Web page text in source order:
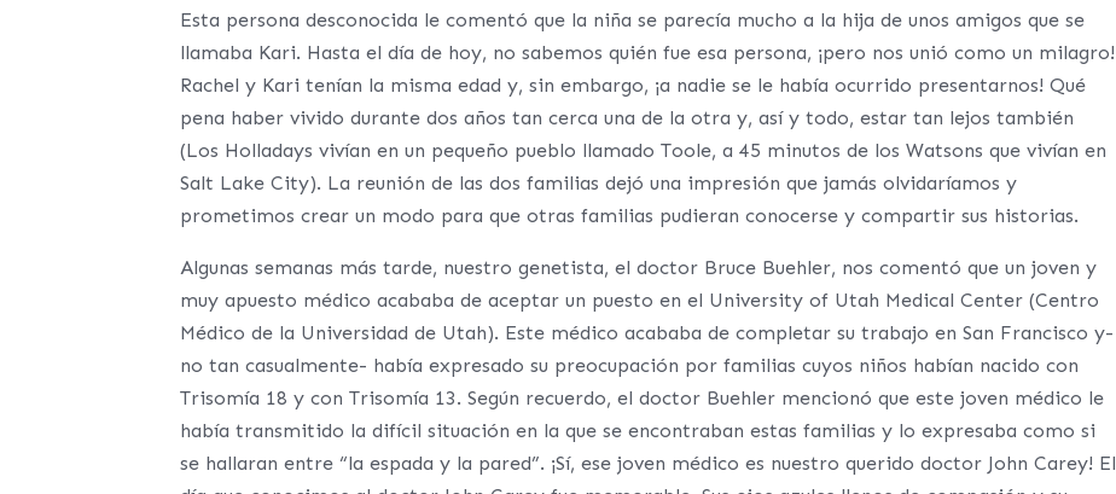
Esta persona desconocida le comentó que la niña se parecía mucho a la hija de unos amigos que se
llamaba Kari. Hasta el día de hoy, no sabemos quién fue esa persona, ¡pero nos unió como un milagro!
Rachel y Kari tenían la misma edad y, sin embargo, ¡a nadie se le había ocurrido presentarnos! Qué
pena haber vivido durante dos años tan cerca una de la otra y, así y todo, estar tan lejos también
(Los Holladays vivían en un pequeño pueblo llamado Toole, a 45 minutos de los Watsons que vivían en
Salt Lake City). La reunión de las dos familias dejó una impresión que jamás olvidaríamos y
prometimos crear un modo para que otras familias pudieran conocerse y compartir sus historias.
Algunas semanas más tarde, nuestro genetista, el doctor Bruce Buehler, nos comentó que un joven y
muy apuesto médico acababa de aceptar un puesto en el University of Utah Medical Center (Centro
Médico de la Universidad de Utah). Este médico acababa de completar su trabajo en San Francisco y-
no tan casualmente- había expresado su preocupación por familias cuyos niños habían nacido con
Trisomía 18 y con Trisomía 13. Según recuerdo, el doctor Buehler mencionó que este joven médico le
había transmitido la difícil situación en la que se encontraban estas familias y lo expresaba como si
se hallaran entre “la espada y la pared”. ¡Sí, ese joven médico es nuestro querido doctor John Carey! El